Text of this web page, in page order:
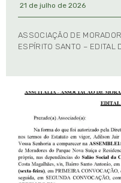
21 de julho de 2026
ASSOCIAÇÃO DE
ESPÍRITO SANTO – EDITAL